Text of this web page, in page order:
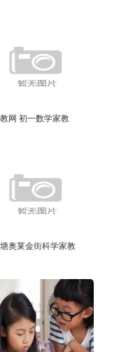
网 初一数学家教
奥莱金街科学家教